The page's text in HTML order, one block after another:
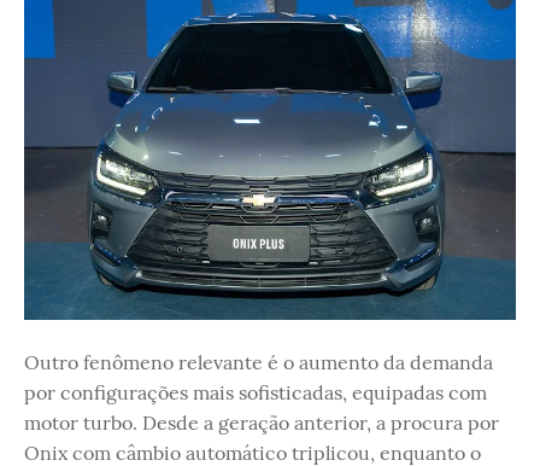
Outro fenômeno relevante é o aumento da demanda
por configurações mais sofisticadas, equipadas com
motor turbo. Desde a geração anterior, a procura por
Onix com câmbio automático triplicou, enquanto o